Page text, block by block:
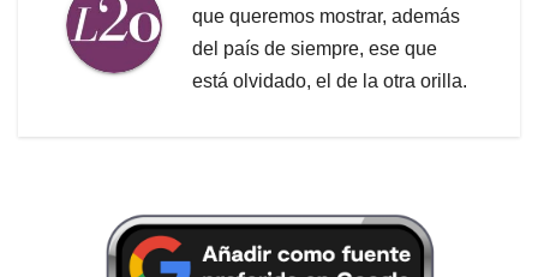
que queremos mostrar, además
del país de siempre, ese que
está olvidado, el de la otra orilla.